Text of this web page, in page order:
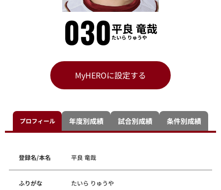
030平良 竜哉
たいら りゅうや
MyHEROに設定する
プロフィール 年度別成績 試合別成績 条件別成績
登録名/本名 平良 竜哉
ふりがな たいら りゅうや